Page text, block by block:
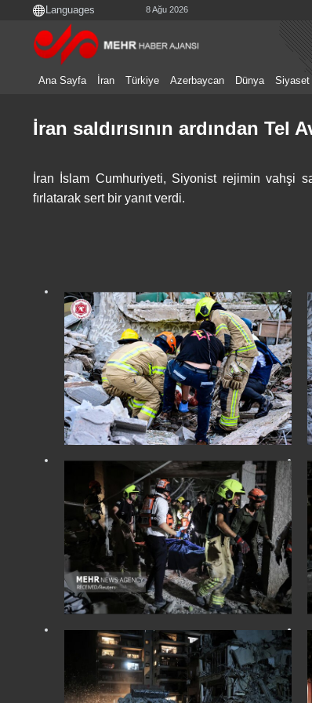
8 Ağu 2026
Ana Sayfa İran Türkiye Azerbaycan Dünya Siyaset
İran saldırısının ardından Tel
İran İslam Cumhuriyeti, Siyonist rejimin vahşi
fırlatarak sert bir yanıt verdi.